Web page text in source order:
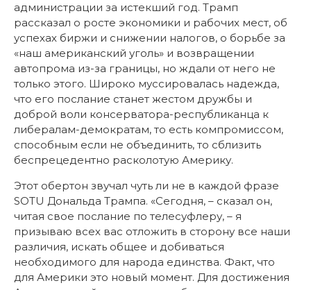
администрации за истекший год. Трамп
рассказал о росте экономики и рабочих мест, об
успехах биржи и снижении налогов, о борьбе за
«наш американский уголь» и возвращении
автопрома из-за границы, но ждали от него не
только этого. Широко муссировалась надежда,
что его послание станет жестом дружбы и
доброй воли консерватора-республиканца к
либералам-демократам, то есть компромиссом,
способным если не объединить, то сблизить
беспрецедентно расколотую Америку.
Этот обертон звучал чуть ли не в каждой фразе
SOTU Дональда Трампа. «Сегодня, – сказал он,
читая свое послание по телесуфлеру, – я
призываю всех вас отложить в сторону все наши
различия, искать общее и добиваться
необходимого для народа единства. Факт, что
для Америки это новый момент. Для достижения